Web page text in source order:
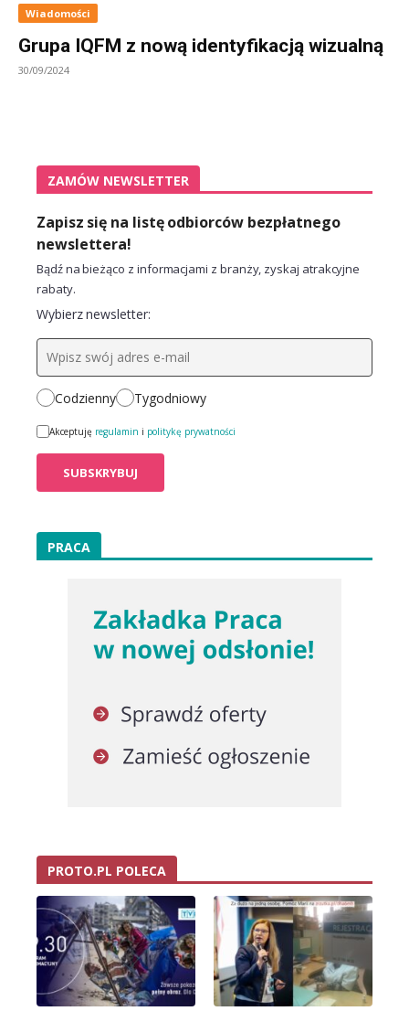
Wiadomości
Grupa IQFM z nową identyfikacją wizualną
30/09/2024
ZAMÓW NEWSLETTER
Zapisz się na listę odbiorców bezpłatnego
newslettera!
Bądź na bieżąco z informacjami z branży, zyskaj atrakcyjne
rabaty.
Wybierz newsletter:
Codzienny Tygodniowy
Akceptuję regulamin i politykę prywatności
PRACA
PROTO.PL POLECA